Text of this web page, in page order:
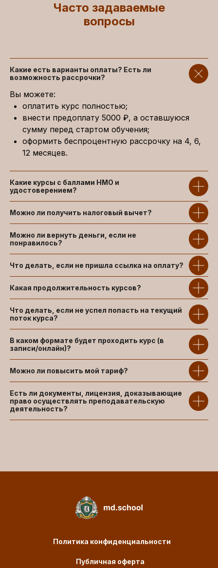
Часто задаваемые
вопросы
Какие есть варианты оплаты? Есть ли
возможность рассрочки?
Вы можете:
оплатить курс полностью;
внести предоплату 5000 ₽, а оставшуюся
сумму перед стартом обучения;
оформить беспроцентную рассрочку на 4, 6,
12 месяцев.
Какие курсы с баллами НМО и
удостоверением?
Можно ли получить налоговый вычет?
Можно ли вернуть деньги, если не
понравилось?
Что делать, если не пришла ссылка на оплату?
Какая продолжительность курсов?
Что делать, если не успел попасть на текущий
поток курса?
В каком формате будет проходить курс (в
записи/онлайн)?
Можно ли повысить мой тариф?
Есть ли документы, лицензия, доказывающие
право осуществлять преподавательскую
деятельность?
Политика конфиденциальности
Публичная оферта